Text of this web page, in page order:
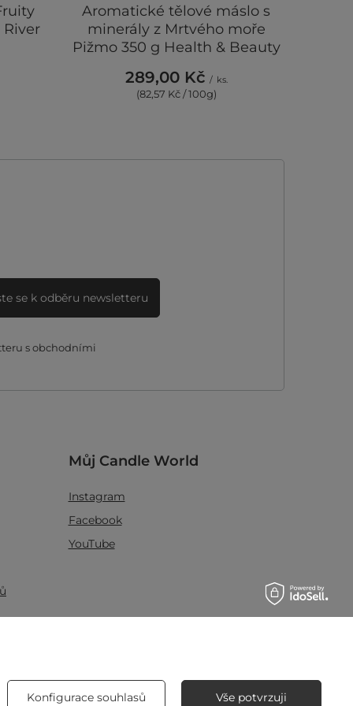
River
Aromatické tělové máslo s
minerály z Mrtvého moře
Pižmo 350 g Health & Beauty
289,00 Kč / ks.
(82,57 Kč / 100g)
s obchodními
se k odběru newsletteru
Můj Candle World
Instagram
Facebook
YouTube
Blog
Konfigurace souhlasů Vše potvrzuji